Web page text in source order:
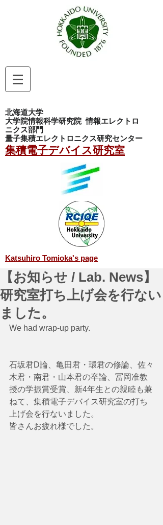
北海道大学
大学院情報科学研究院情報エレクトロ
ニクス部門
量子集積エレクトロニクス研究センター
集積電子デバイス研究室
Katsuhiro Tomioka's page
【お知らせ / Lab. News】
研究室打ち上げ会を行ない
ました。
We had wrap-up party.
石坂君D論、亀田君・環君の修論、佐々
木君・南君・山本君の卒論、冨岡准教
授の学振賞受賞、新4年生との親睦も兼
ねて、集積電子デバイス研究室の打ち
上げ会を行ないました。
皆さんお疲れ様でした。